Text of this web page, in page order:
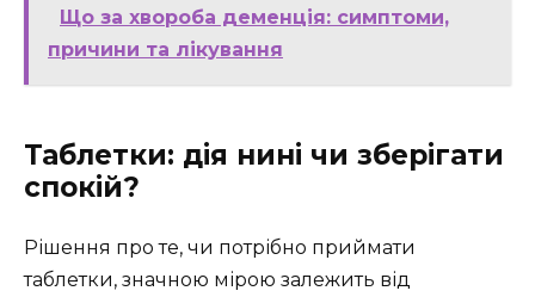
Що за хвороба деменція: симптоми,
причини та лікування
Таблетки: дія нині чи зберігати
спокій?
Рішення про те, чи потрібно приймати
таблетки, значною мірою залежить від